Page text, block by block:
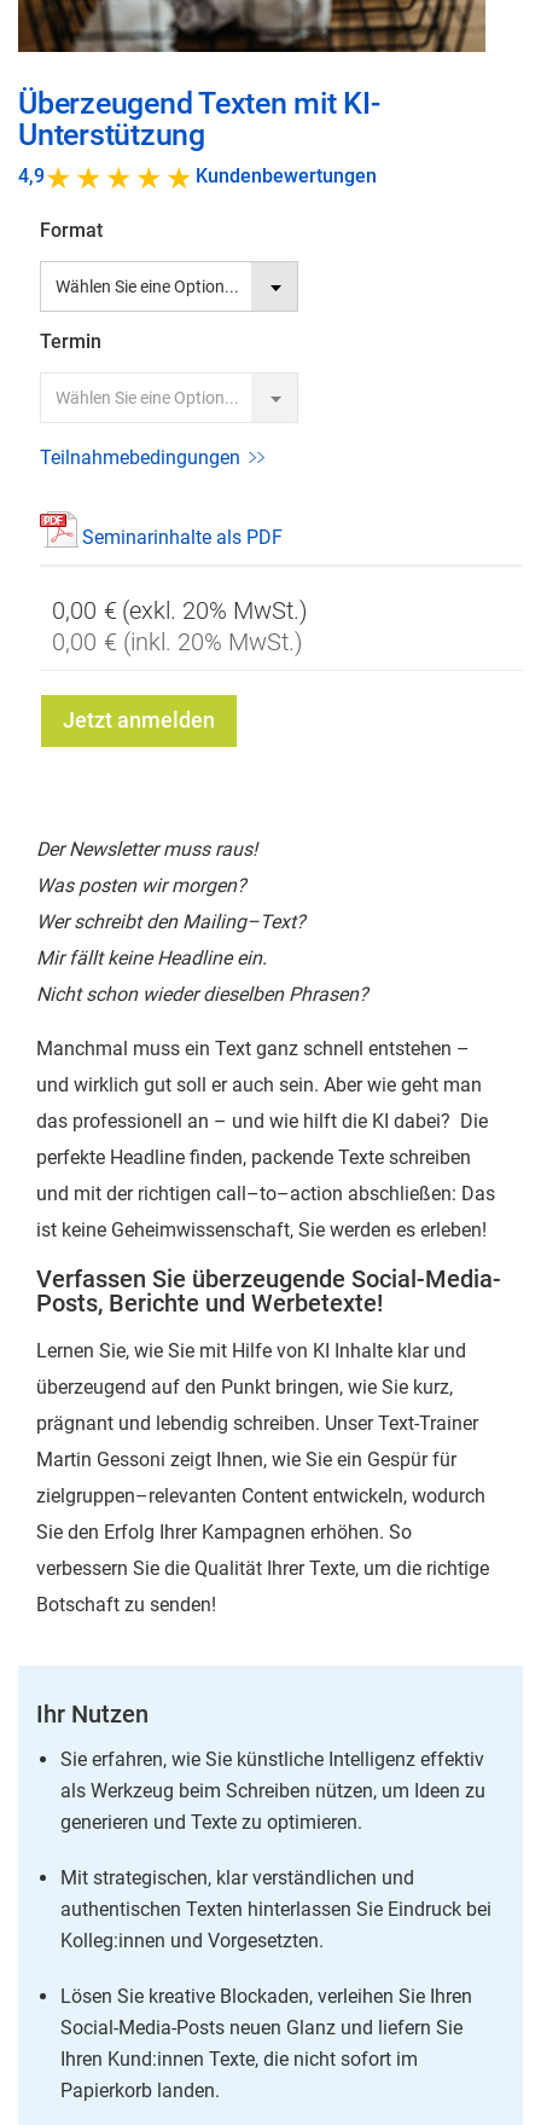
Anfang
der
Bildgalerie
Überzeugend Texten mit KI-
Unterstützung
4,9 Kundenbewertungen
Format
Termin
Teilnahmebedingungen
Seminarinhalte als PDF
0,00 €
0,00 €
Jetzt anmelden
Der Newsletter muss raus!
Was posten wir morgen?
Wer schreibt den Mailing–Text?
Mir fällt keine Headline ein.
Nicht schon wieder dieselben Phrasen?
Manchmal muss ein Text ganz schnell entstehen –
und wirklich gut soll er auch sein. Aber wie geht man
das professionell an – und wie hilft die KI dabei? Die
perfekte Headline finden, packende Texte schreiben
und mit der richtigen call–to–action abschließen: Das
ist keine Geheimwissenschaft, Sie werden es erleben!
Verfassen Sie überzeugende Social-Media-
Posts, Berichte und Werbetexte!
Lernen Sie, wie Sie mit Hilfe von KI Inhalte klar und
überzeugend auf den Punkt bringen, wie Sie kurz,
prägnant und lebendig schreiben. Unser Text-Trainer
Martin Gessoni zeigt Ihnen, wie Sie ein Gespür für
zielgruppen–relevanten Content entwickeln, wodurch
Sie den Erfolg Ihrer Kampagnen erhöhen. So
verbessern Sie die Qualität Ihrer Texte, um die richtige
Botschaft zu senden!
Ihr Nutzen
Sie erfahren, wie Sie künstliche Intelligenz effektiv
als Werkzeug beim Schreiben nützen, um Ideen zu
generieren und Texte zu optimieren.
Mit strategischen, klar verständlichen und
authentischen Texten hinterlassen Sie Eindruck bei
Kolleg:innen und Vorgesetzten.
Lösen Sie kreative Blockaden, verleihen Sie Ihren
Social-Media-Posts neuen Glanz und liefern Sie
Ihren Kund:innen Texte, die nicht sofort im
Papierkorb landen.